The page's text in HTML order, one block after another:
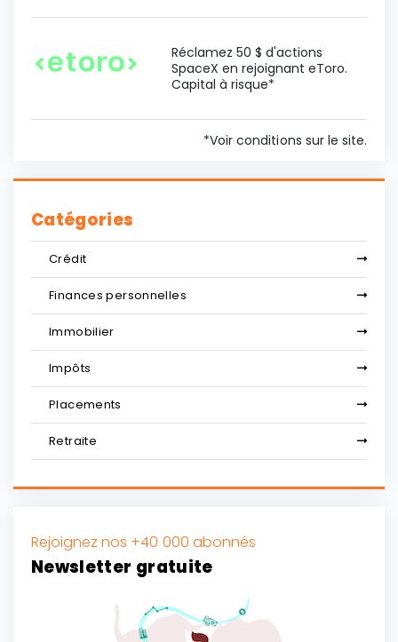
Réclamez 50 $ d'actions
SpaceX en rejoignant eToro.
Capital à risque*
*Voir conditions sur le site.
Catégories
Crédit
Finances personnelles
Immobilier
Impôts
Placements
Retraite
Rejoignez nos +40 000 abonnés
Newsletter gratuite